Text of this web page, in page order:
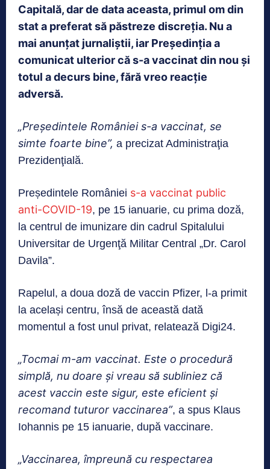
Capitală, dar de data aceasta, primul om din
stat a preferat să păstreze discreția. Nu a
mai anunțat jurnaliștii, iar Președinția a
comunicat ulterior că s-a vaccinat din nou și
totul a decurs bine, fără vreo reacție
adversă.
„Preşedintele României s-a vaccinat, se
simte foarte bine”, a precizat Administraţia
Prezidenţială.
Președintele României s-a vaccinat public
anti-COVID-19, pe 15 ianuarie, cu prima doză,
la centrul de imunizare din cadrul Spitalului
Universitar de Urgenţă Militar Central „Dr. Carol
Davila”.
Rapelul, a doua doză de vaccin Pfizer, l-a primit
la același centru, însă de această dată
momentul a fost unul privat, relatează Digi24.
„Tocmai m-am vaccinat. Este o procedură
simplă, nu doare și vreau să subliniez că
acest vaccin este sigur, este eficient și
recomand tuturor vaccinarea”, a spus Klaus
Iohannis pe 15 ianuarie, după vaccinare.
„Vaccinarea, împreună cu respectarea